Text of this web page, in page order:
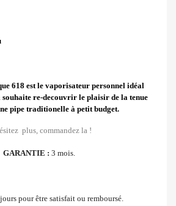
618 est le vaporisateur personnel idéal
re-decouvrir le plaisir de la tenue
pipe traditionelle à petit budget.
plus, commandez la !
GARANTIE : 3 mois.
pour être satisfait ou remboursé.